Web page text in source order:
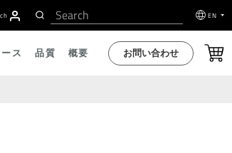
EN
ス 品質 概要 お問い合わせ